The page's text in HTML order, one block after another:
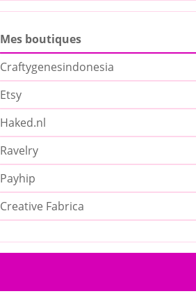
Mes boutiques
Craftygenesindonesia
Etsy
Haked.nl
Ravelry
Payhip
Creative Fabrica